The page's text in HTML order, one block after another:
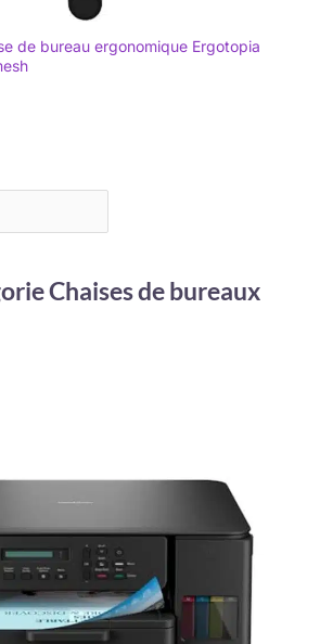
de bureau ergonomique Ergotopia
Chaises de bureaux